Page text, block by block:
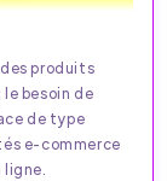
produits
besoin de
de type
e-commerce
ligne.